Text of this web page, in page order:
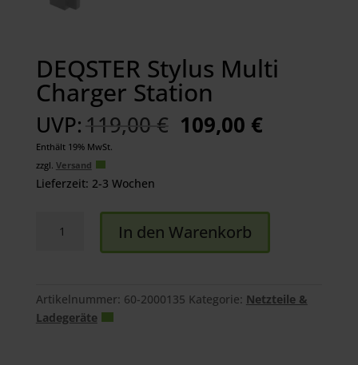
DEQSTER Stylus Multi
Charger Station
UVP: 119,00 € Ursprünglicher
Preis
109,00 €Aktueller
Preis
Enthält 19% MwSt.
zzgl. Versand
Lieferzeit: 2-3 Wochen
Stylus
Station
Menge
In den Warenkorb
Artikelnummer: 60-2000135 Kategorie: Netzteile &
Ladegeräte